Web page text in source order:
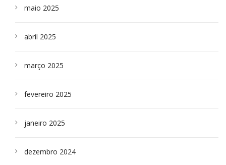
maio 2025
abril 2025
março 2025
fevereiro 2025
janeiro 2025
dezembro 2024